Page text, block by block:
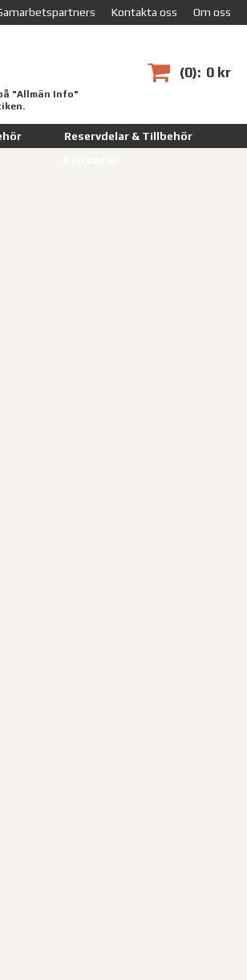
Kontakta oss Om oss
0 0 kr
"Allmän Info"
Reservdelar & Tillbehör